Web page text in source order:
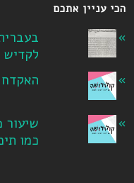
הכי עניין אתכם
לקדיש
כמו